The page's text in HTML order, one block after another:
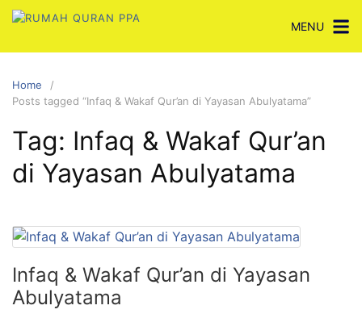
Skip
content
MENU
Home
Posts tagged “Infaq & Wakaf Qur’an di Yayasan Abulyatama”
Tag: Infaq & Wakaf Qur’an
di Yayasan Abulyatama
Infaq & Wakaf Qur’an di Yayasan
Abulyatama